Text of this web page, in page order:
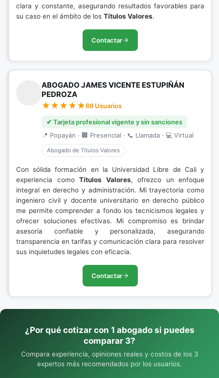
clara y constante, asegurando resultados favorables para
su caso en el ámbito de los Títulos Valores.
Contactar
ABOGADO JAMES VICENTE ESTUPIÑÁN
PEDROZA
69 Usuarios
✔ Tarjeta profesional vigente y sin sanciones
📍 Popayán · 🏢 Presencial · 📞 Llamada · 💻 Virtual
Abogado de Títulos Valores
Con sólida formación en la Universidad Libre de Cali y
experiencia como Títulos Valores, ofrezco un enfoque
integral en derecho y administración. Mi trayectoria como
ingeniero civil y docente universitario en derecho público
me permite comprender a fondo los tecnicismos legales y
ofrecer soluciones efectivas. Mi compromiso es brindar
asesoría confiable y personalizada, asegurando
transparencia en tarifas y comunicación clara para resolver
sus inquietudes legales con eficacia.
Contactar
¿Por qué cotizar con 1 abogado si puedes
comparar 3?
Compara experiencia, opiniones reales y costos de los 3
expertos más recomendados por los usuarios.